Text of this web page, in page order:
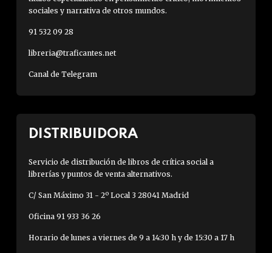
sociales y narrativa de otros mundos.
91 532 09 28
libreria@traficantes.net
Canal de Telegram
DISTRIBUIDORA
Servicio de distribución de libros de crítica social a
librerías y puntos de venta alternativos.
C/ San Máximo 31 - 2º Local 3 28041 Madrid
Oficina 91 933 36 26
Horario de lunes a viernes de 9 a 14:30 h y de 15:30 a 17 h